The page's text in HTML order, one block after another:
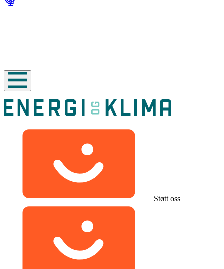
Støtt oss